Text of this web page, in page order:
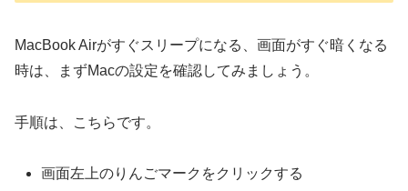
MacBook Airがすぐスリープになる、画面がすぐ暗くなる
時は、まずMacの設定を確認してみましょう。
手順は、こちらです。
画面左上のりんごマークをクリックする